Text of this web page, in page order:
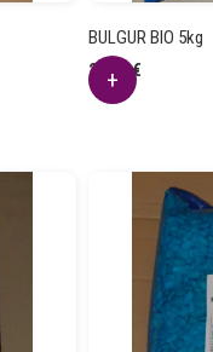
BULGUR BIO 5kg
24.03€